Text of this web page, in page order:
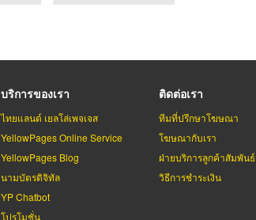
บริการของเรา
ไทยแลนด์ เยลโล่เพจเจส
YellowPages Online Service
YellowPages Blog
นามบัตรดิจิทัล
YP Chatbot
โปรโมชั่น
ติดต่อเรา
ทีมที่ปรึกษาโฆษณา
โฆษณากับเรา
ฝ่ายบริการลูกค้าสัมพันธ์
วิธีการชำระเงิน